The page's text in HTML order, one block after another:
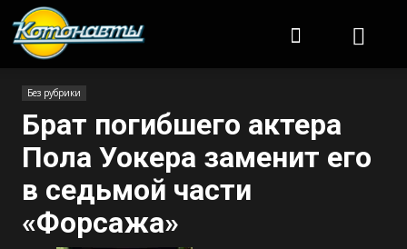
Без рубрики
Брат погибшего актера
Пола Уокера заменит его
в седьмой части
«Форсажа»